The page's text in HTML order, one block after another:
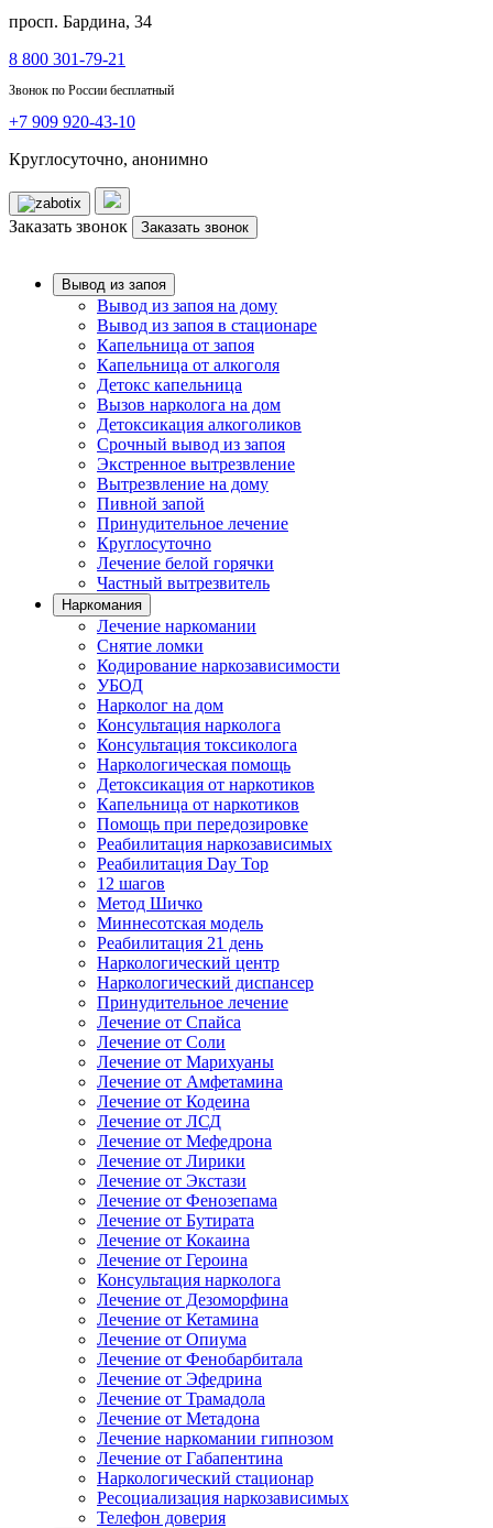
просп. Бардина, 34
8 800 301-79-21
Звонок по России бесплатный
+7 909 920-43-10
Круглосуточно, анонимно
Заказать звонок Заказать звонок
Вывод из запоя
Вывод из запоя на дому
Вывод из запоя в стационаре
Капельница от запоя
Капельница от алкоголя
Детокс капельница
Вызов нарколога на дом
Детоксикация алкоголиков
Срочный вывод из запоя
Экстренное вытрезвление
Вытрезвление на дому
Пивной запой
Принудительное лечение
Круглосуточно
Лечение белой горячки
Частный вытрезвитель
Наркомания
Лечение наркомании
Снятие ломки
Кодирование наркозависимости
УБОД
Нарколог на дом
Консультация нарколога
Консультация токсиколога
Наркологическая помощь
Детоксикация от наркотиков
Капельница от наркотиков
Помощь при передозировке
Реабилитация наркозависимых
Реабилитация Day Top
12 шагов
Метод Шичко
Миннесотская модель
Реабилитация 21 день
Наркологический центр
Наркологический диспансер
Принудительное лечение
Лечение от Спайса
Лечение от Соли
Лечение от Марихуаны
Лечение от Амфетамина
Лечение от Кодеина
Лечение от ЛСД
Лечение от Мефедрона
Лечение от Лирики
Лечение от Экстази
Лечение от Фенозепама
Лечение от Бутирата
Лечение от Кокаина
Лечение от Героина
Консультация нарколога
Лечение от Дезоморфина
Лечение от Кетамина
Лечение от Опиума
Лечение от Фенобарбитала
Лечение от Эфедрина
Лечение от Трамадола
Лечение от Метадона
Лечение наркомании гипнозом
Лечение от Габапентина
Наркологический стационар
Ресоциализация наркозависимых
Телефон доверия